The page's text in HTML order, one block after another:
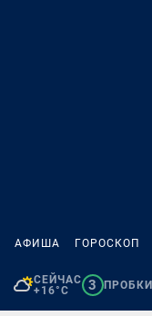
АФИША ГОРОСКОП
СЕЙЧАС
+16°C
3 ПРОБКИ